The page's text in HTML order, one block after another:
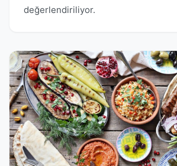
değerlendiriliyor.